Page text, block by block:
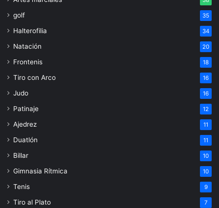
golf 35
Halterofilia 34
Natación 20
Frontenis 18
Tiro con Arco 16
Judo 16
Patinaje 12
Ajedrez 11
Duatlón 11
Billar 10
Gimnasia Rítmica 10
Tenis 9
Tiro al Plato 7